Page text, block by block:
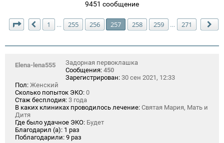
9451 сообщение
Страница 257 из271
Пред.
1 … 255 256 257 258 259 … 271
Elena-lena555
Задорная первоклашка
Сообщения: 450
Зарегистрирован: 30 сен 2021, 12:33
Пол: Женский
Сколько попыток ЭКО: 0
Стаж бесплодия: 3 года
В каких клиниках проводилось лечение: Святая Мария, Мать и
Дитя
Где было удачное ЭКО: Будет
Благодарил (а): 1 раз
Поблагодарили: 9 раз